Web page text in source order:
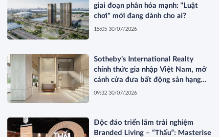
giai đoạn phân hóa mạnh: "Luật
chơi" mới đang dành cho ai?
15:05 30/07/2026
Sotheby’s International Realty
chính thức gia nhập Việt Nam, mở
cánh cửa đưa bất động sản hạng
sang kết nối toàn cầu
09:32 30/07/2026
Độc đáo triển lãm trải nghiệm
Branded Living – “Thấu”: Masterise